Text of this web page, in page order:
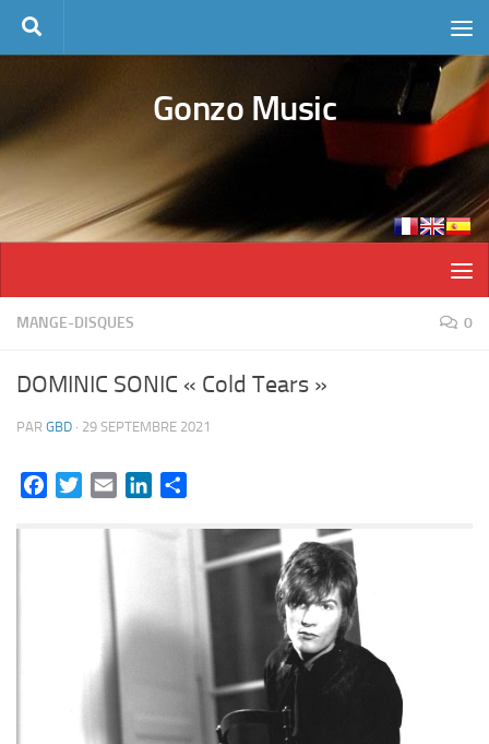
Skip to content
Gonzo Music
MANGE-DISQUES 0
DOMINIC SONIC « Cold Tears »
PAR GBD · 29 SEPTEMBRE 2021
FacebookTwitterEmail LinkedIn